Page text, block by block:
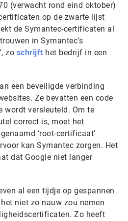
(verwacht rond eind oktober)
op de zwarte lijst
de Symantec-certificaten al
in Symantec’s
zo schrijft het bedrijf in een
een beveiligde verbinding
Ze bevatten een code
wordt versleuteld. Om te
correct is, moet het
‘root-certificaat’
kan Symantec zorgen. Het
dat Google niet langer
al een tijdje op gespannen
niet zo nauw zou nemen
Zo heeft